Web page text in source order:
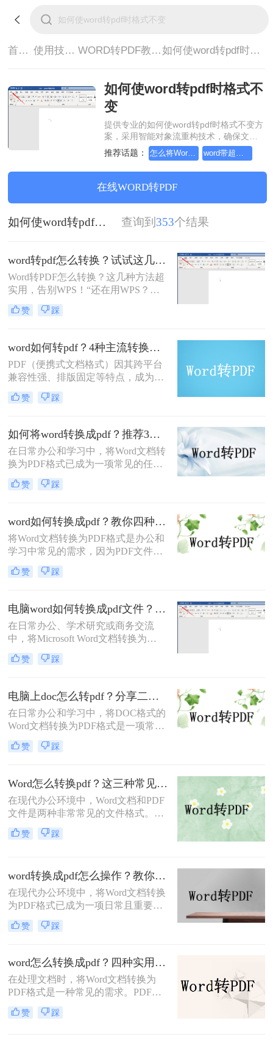
首页> 使用技巧> WORD转PDF教程> 如何使word转pdf时格式不变
如何使word转pdf时格式不
变
提供专业的如何使word转pdf时格式不变方
案，采用智能对象流重构技术，确保文档
1:1高保真还原且排版不乱码。支持一键批
量处理，全链路 SSL 加密保障隐私安全。
助您快速实现如何使word转pdf时格式不
变，无需安装，高效办公。
推荐话题： 怎么将Word转pdf格式，实用的方法来了
在线WORD转PDF
如何使word转pdf时格式不变 查询到 353个结果
word转pdf怎么转换？试试这几种方法超实用！
Word转PDF怎么转换？这几种方法超
实用，告别WPS！“还在用WPS？这
些Word转PDF方法让你效率翻倍，安
全又精准！”作为一名从事电脑办公
场朋友问到一个问题：Word转PDF怎
么转换才能既高效又可靠？尤其是在
处理重要报告、合同或技术文档时，
大家总担心格式错乱、操作繁琐或数
据泄露。今天，小编就结合多年经
验，分享几种常用方法（排除
赞 踩
word如何转pdf？4种主流转换方法详解！
PDF（便携式文档格式）因其跨平台
兼容性强、排版固定等特点，成为文
档分享和打印的首选格式。那么word
如何转pdf呢？本文将详细介绍Word
转换任务。
赞 踩
如何将word转换成pdf？推荐3种方法轻松转换！
在日常办公和学习中，将Word文档转
换为PDF格式已成为一项常见的任
务。PDF格式具有跨平台兼容性、格
式稳定性和安全性等优点，使得它在
著优势。那么如何将word转换成pdf
呢？本文将介绍三种将Word转换成
PDF的方法。
赞 踩
word如何转换成pdf？教你四种常用方法！
将Word文档转换为PDF格式是办公和
学习中常见的需求，因为PDF文件具
有跨平台兼容性、良好的排版稳定性
和安全性。那么word如何转换成pdf
及其优缺点分析。
赞 踩
电脑word如何转换成pdf文件？揭秘4大高效方法，轻松搞定所有场景！
在日常办公、学术研究或商务交流
中，将Microsoft Word文档转换为
PDF（Portable Document Format，便
携式文档格式）已成为一项不可或缺
一致性、出色的安全性以及固定的排
版布局，赢得了全球用户的信赖。无
论是提交论文报告、发送商业合同，
还是分享个人简历，PDF都能确保接
收方看到的内容与您精心设计的完全
一致。那么电脑word如何转换成pdf文
赞 踩
电脑上doc怎么转pdf？分享二个高效转换方法！
在日常办公和学习中，将DOC格式的
Word文档转换为PDF格式是一项常见
的需求。PDF格式因其跨平台兼容
性、格式稳定性和安全性而备受青
文将介绍两种将DOC转换为PDF的方
法。
赞 踩
Word怎么转换pdf？这三种常见转换方法尝试下！
在现代办公环境中，Word文档和PDF
文件是两种非常常见的文件格式。
Word文档因其编辑灵活而广受欢迎，
而PDF文件则因为其跨平台的兼容性
见需求。那么Word怎么转换pdf呢？
本文将介绍三种常用的Word转PDF的
方法。
赞 踩
word转换成pdf怎么操作？教你五种转换方法！
在现代办公环境中，将Word文档转换
为PDF格式已成为一项日常且重要的
操作。PDF格式不仅具有高度的兼容
性和稳定性，能够确保文档在不同设
局，还方便分享、分发，并能有效防
止文档内容被篡改。那么word转换成
pdf怎么操作呢？下面将详细介绍几种
将Word转换成PDF的方法。
赞 踩
word怎么转换成pdf？四种实用方法对比与实操指南（附详细表格）！
在处理文档时，将Word文档转换为
PDF格式是一种常见的需求。PDF格
式具有跨平台、保持原始格式等优
点，使得在不同设备和操作系统上查
赞 踩